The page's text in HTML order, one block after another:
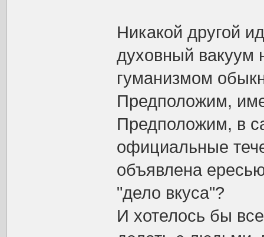
Никакой другой
духовный
гуманизмом
Предположим,
Предположим, в
официальные
объявлена
"дело вкуса"?
И хотелось бы